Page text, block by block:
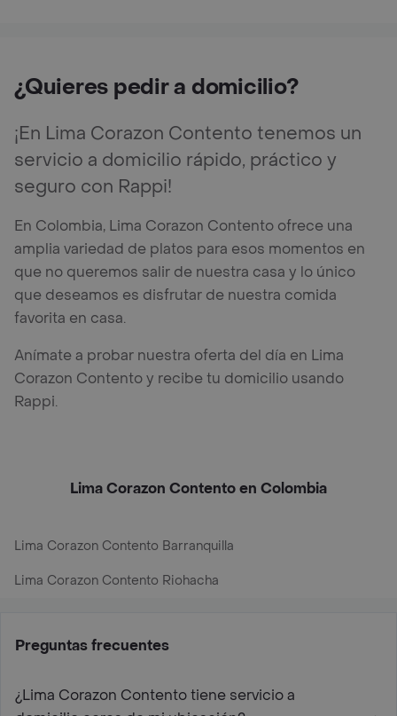
¿Quieres pedir a domicilio?
¡En Lima Corazon Contento tenemos un
servicio a domicilio rápido, práctico y
seguro con Rappi!
En Colombia, Lima Corazon Contento ofrece una
amplia variedad de platos para esos momentos en
que no queremos salir de nuestra casa y lo único
que deseamos es disfrutar de nuestra comida
favorita en casa.
Anímate a probar nuestra oferta del día en Lima
Corazon Contento y recibe tu domicilio usando
Rappi.
Lima Corazon Contento en Colombia
Lima Corazon Contento Barranquilla
Lima Corazon Contento Riohacha
Preguntas frecuentes
¿Lima Corazon Contento tiene servicio a